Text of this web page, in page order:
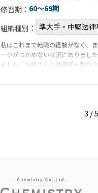
修習期： 60〜69期
組織種別： 準大手・中堅法
私はこれまで転職の経験がなく、
ージがつかめない状況にありまし
ました。佐藤さんとは連絡を取り
3 / 5